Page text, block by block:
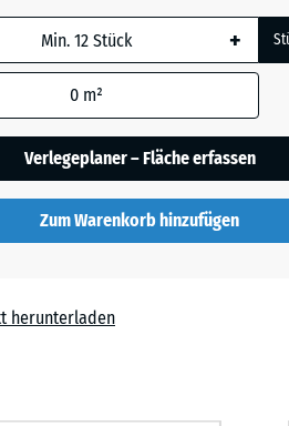
- 0,40 €
wird
nicht
+
0 m²
Verlegeplaner – Fläche erfassen
Zum Warenkorb hinzufügen
herunterladen